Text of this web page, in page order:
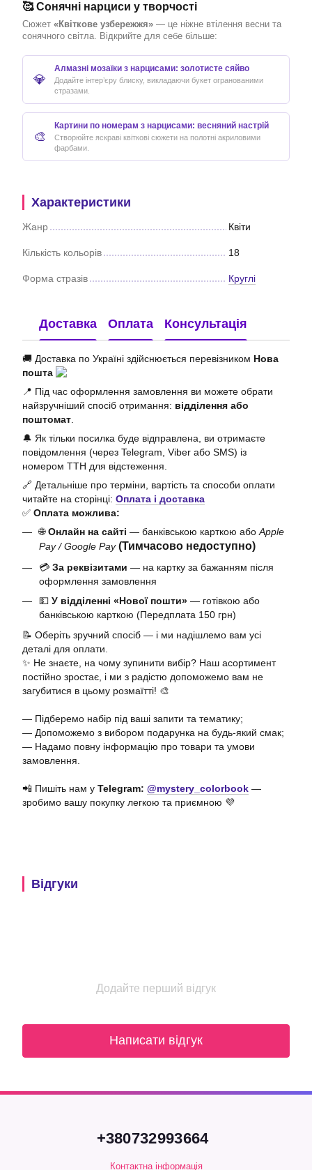
🥰 Сонячні нарциси у творчості
Сюжет «Квіткове узбережжя» — це ніжне втілення весни та
сонячного світла. Відкрийте для себе більше:
💎
Алмазні мозаїки з нарцисами: золотисте сяйво
Додайте інтер’єру блиску, викладаючи букет огранованими
стразами.
🎨
Картини по номерам з нарцисами: весняний настрій
Створюйте яскраві квіткові сюжети на полотні акриловими
фарбами.
Характеристики
Жанр Квіти
Кількість кольорів 18
Форма стразів Круглі
Доставка Оплата Консультація
🚚 Доставка по Україні здійснюється перевізником Нова
пошта
📍 Під час оформлення замовлення ви можете обрати
найзручніший спосіб отримання: відділення або
поштомат.
🔔 Як тільки посилка буде відправлена, ви отримаєте
повідомлення (через Telegram, Viber або SMS) із
номером ТТН для відстеження.
🔗 Детальніше про терміни, вартість та способи оплати
читайте на сторінці: Оплата і доставка
✅ Оплата можлива:
🌐Онлайн на сайті — банківською карткою абоApple
Pay / Google Pay (Тимчасово недоступно)
💳 За реквізитами — на картку за бажанням після
оформлення замовлення
💵 У відділенні «Нової пошти» — готівкою або
банківською карткою (Передплата 150 грн)
📝 Оберіть зручний спосіб — і ми надішлемо вам усі
деталі для оплати.
✨ Не знаєте, на чому зупинити вибір? Наш асортимент
постійно зростає, і ми з радістю допоможемо вам не
загубитися в цьому розмаїтті! 🎨
— Підберемо набір під ваші запити та тематику;
— Допоможемо з вибором подарунка на будь-який смак;
— Надамо повну інформацію про товари та умови
замовлення.
📲 Пишіть нам у Telegram: @mystery_colorbook —
зробимо вашу покупку легкою та приємною 💜
Відгуки
Додайте перший відгук
Написати відгук
+380732993664
Контактна інформація